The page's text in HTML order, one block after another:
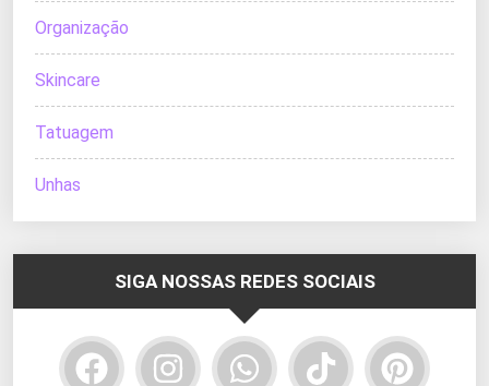
Organização
Skincare
Tatuagem
Unhas
SIGA NOSSAS REDES SOCIAIS